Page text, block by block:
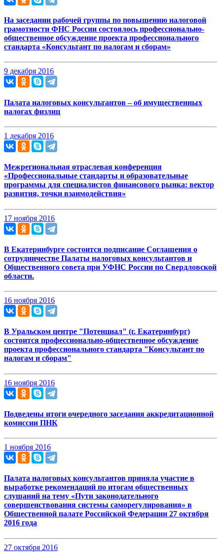
На заседании рабочей группы по повышению налоговой
грамотности ФНС России состоялось профессионально-
общественное обсуждение проекта профессионального
стандарта «Консультант по налогам и сборам»
9 декабря 2016
Палата налоговых консультантов – об имущественных
налогах физлиц
1 декабря 2016
Межрегиональная отраслевая конференция
«Профессиональные стандарты и образовательные
программы для специалистов финансового рынка: вектор
развития, точки взаимодействия»
17 ноября 2016
В Екатеринбурге состоится подписание Соглашения о
сотрудничестве Палаты налоговых консультантов и
Общественного совета при УФНС России по Свердловской
области.
16 ноября 2016
В Уральском центре "Потенциал" (г. Екатеринбург)
состоится профессионально-общественное обсуждение
проекта профессионального стандарта "Консультант по
налогам и сборам"
16 ноября 2016
Подведены итоги очередного заседания аккредитационной
комиссии ПНК
1 ноября 2016
Палата налоговых консультантов приняла участие в
выработке рекомендаций по итогам общественных
слушаний на тему «Пути законодательного
совершенствования системы саморегулирования» в
Общественной палате Российской Федерации 27 октября
2016 года
27 октября 2016